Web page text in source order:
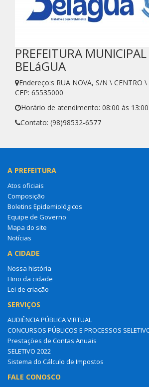
PREFEITURA
BELáGUA
Endereço:s RUA NOVA, S/N \ CENTRO
CEP: 65535000
Horário de atendimento: 08:00 às 13:00
Contato: (98)98532-6577
A PREFEITURA
Atos oficiais
Composição
Boletins Epidemiológicos
Equipe de Governo
Mapa do site
Notícias
A CIDADE
Nossa história
Hino da cidade
Lei de criação
SERVIÇOS
AUDIÊNCIA PÚBLICA VIRTUAL
CONCURSOS PÚBLICOS E PROCESSOS
Prestações de Contas Anuais
SELETIVO 2022
Sistema do Cálculo de Impostos
FALE CONOSCO